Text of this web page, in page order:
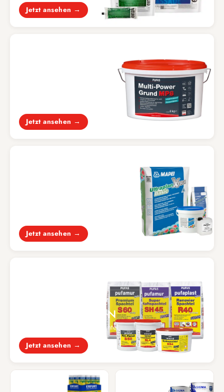
Jetzt ansehen →
Jetzt ansehen →
Jetzt ansehen →
SPACHTELMASSEN
Fertigspachtel & Pulverspachtel
Jetzt ansehen →